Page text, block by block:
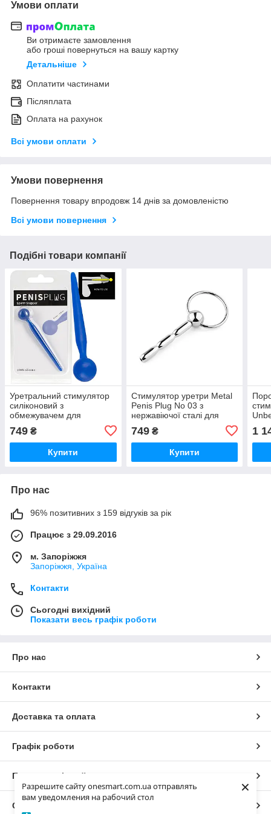
Разрешите сайту onesmart.com.ua отправлять
вам уведомления на рабочий стол
×
Умови оплати
Ви отримаєте замовлення
або гроші повернуться на вашу картку
Детальніше
Оплатити частинами
Післяплата
Оплата на рахунок
Всі умови оплати
Умови повернення
Повернення товару впродовж 14 днів за домовленістю
Всі умови повернення
Подібні товари компанії
Уретральний стимулятор
силіконовий з
обмежувачем для
чоловіків гладка поверхня
діаметр 0.8 см для нових
відчуттів
749 ₴
Купити
Стимулятор уретри Metal
Penis Plug No 03 з
нержавіючої сталі для
розширення можливостей
749₴
Купити
1
Про нас
96% позитивних з 159 відгуків за рік
Працює з 29.09.2016
м. Запоріжжя
Запоріжжя, Україна
Контакти
Сьогодні вихідний
Показати весь графік роботи
Про нас
Контакти
Доставка та оплата
Графік роботи
Повна версія сайту
Сайт створено на маркетплейсі